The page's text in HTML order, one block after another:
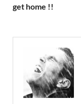
get home !!